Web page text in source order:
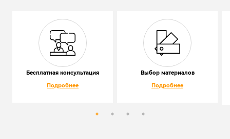
Бесплатная консультация
Подробнее
Выбор материалов
Подробнее